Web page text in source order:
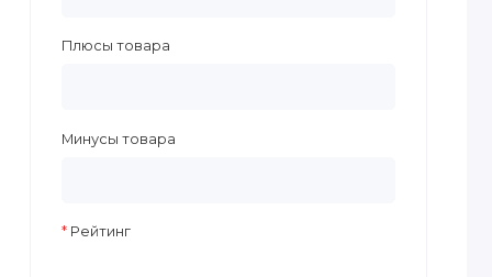
Плюсы товара
Минусы товара
Рейтинг